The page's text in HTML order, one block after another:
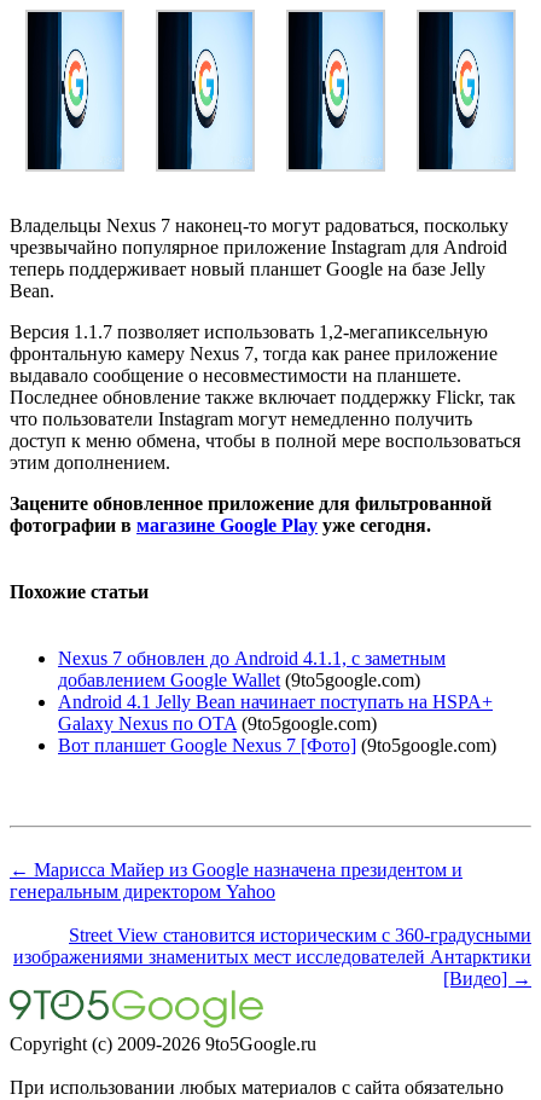
Владельцы Nexus 7 наконец-то могут радоваться, поскольку
чрезвычайно популярное приложение Instagram для Android
теперь поддерживает новый планшет Google на базе Jelly
Bean.
Версия 1.1.7 позволяет использовать 1,2-мегапиксельную
фронтальную камеру Nexus 7, тогда как ранее приложение
выдавало сообщение о несовместимости на планшете.
Последнее обновление также включает поддержку Flickr, так
что пользователи Instagram могут немедленно получить
доступ к меню обмена, чтобы в полной мере воспользоваться
этим дополнением.
Зацените обновленное приложение для фильтрованной
фотографии в магазине Google Play уже сегодня.
Похожие статьи
Nexus 7 обновлен до Android 4.1.1, с заметным
добавлением Google Wallet(9to5google.com)
Android 4.1 Jelly Bean начинает поступать на HSPA+
Galaxy Nexus по OTA(9to5google.com)
Вот планшет Google Nexus 7 [Фото] (9to5google.com)
← Марисса Майер из Google назначена президентом и
генеральным директором Yahoo
Street View становится историческим с 360-градусными
изображениями знаменитых мест исследователей Антарктики
[Видео] →
Copyright (c) 2009-2026 9to5Google.ru
При использовании любых материалов с сайта обязательно